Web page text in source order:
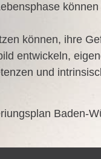
kön­nen, ihre
ent­wi­ckeln,
und
Baden-